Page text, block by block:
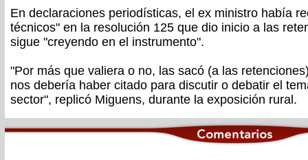
En declaraciones periodísticas, el ex ministro había
técnicos" en la resolución 125 que dio inicio a las
sigue "creyendo en el instrumento".
"Por más que valiera o no, las sacó (a las
nos debería haber citado para discutir o debatir el
sector", replicó Miguens, durante la exposición rural.